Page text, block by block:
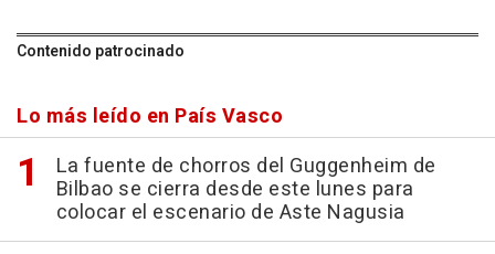
Contenido patrocinado
Lo más leído en País Vasco
La fuente de chorros del Guggenheim de
Bilbao se cierra desde este lunes para
colocar el escenario de Aste Nagusia